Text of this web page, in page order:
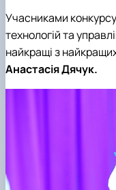
Учасниками
технологій та
найкращі з
Анастасія Дячук.